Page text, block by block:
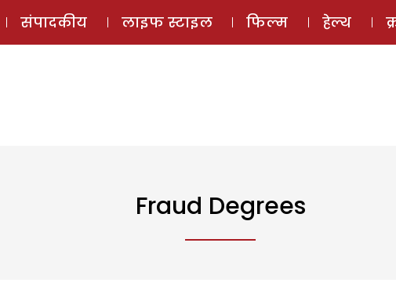
ई-मैगज़ीन
संपादकीय लाइफ स्टाइल फिल्म हेल्थ
Fraud Degrees